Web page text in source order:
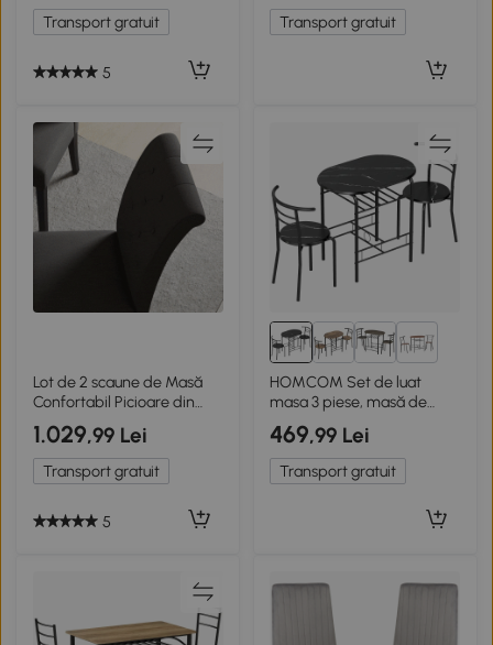
Transport gratuit
5
aspect lemn maro rustic
Transport gratuit
Lot de 2 scaune de Masă
Confortabil Picioare din
Lemn Lin 47 x 61 x 101 cm
gri închis
1.029,99 Lei
Transport gratuit
5
1+
HOMCOM Set de luat
masa 3 piese, masă de
bucătărie și scaune pentru
2 persoane cu raft, living,
aspect marmorat negru
469,99 Lei
Transport gratuit